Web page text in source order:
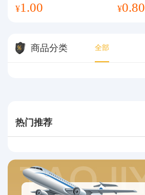
手工流麻
¥1.00
美甲钻饰
¥0.80
商品分类 全部
热门推荐